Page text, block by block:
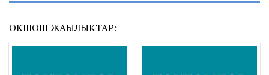
ОКШОШ ЖАҢЫЛЫКТАР: